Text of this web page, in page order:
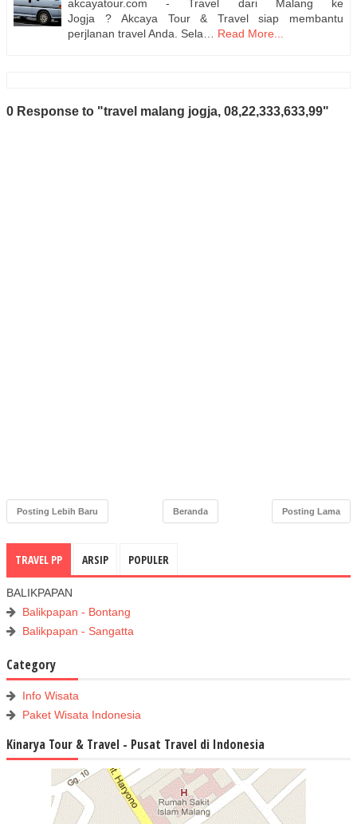
akcayatour.com - Travel dari Malang ke
Jogja ? Akcaya Tour & Travel siap membantu
perjlanan travel Anda. Sela…
Read More...
0 Response to "travel malang jogja, 08,22,333,633,99"
Posting Lebih Baru Posting Lama
Beranda
TRAVEL PP ARSIP POPULER
BALIKPAPAN
Balikpapan - Bontang
Balikpapan - Sangatta
Category
Info Wisata
Paket Wisata Indonesia
Kinarya Tour & Travel - Pusat Travel di Indonesia